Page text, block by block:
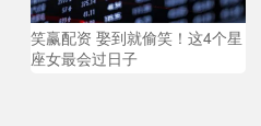
笑赢配资 娶到就偷笑！这4个星
座女最会过日子